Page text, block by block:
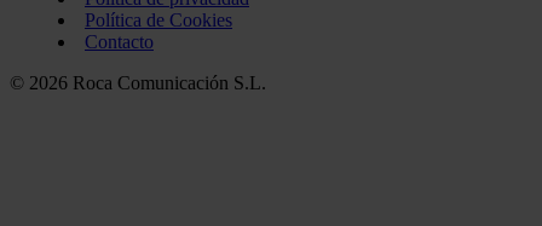
Política de Cookies
Contacto
© 2026 Roca Comunicación S.L.